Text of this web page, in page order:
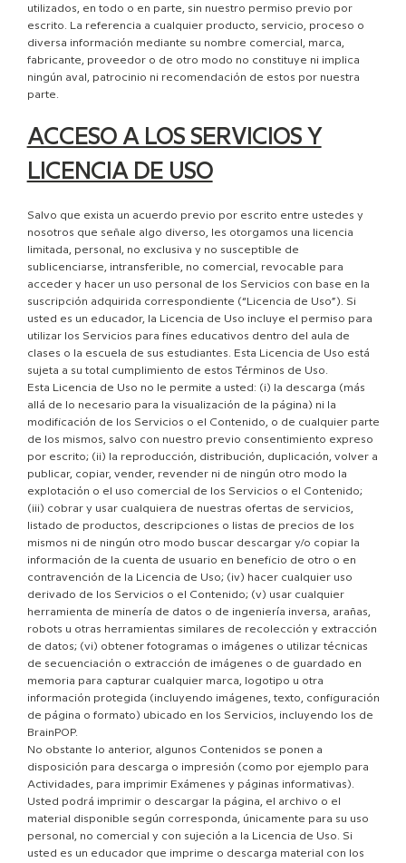
utilizados, en todo o en parte, sin nuestro permiso previo por
escrito. La referencia a cualquier producto, servicio, proceso o
diversa información mediante su nombre comercial, marca,
fabricante, proveedor o de otro modo no constituye ni implica
ningún aval, patrocinio ni recomendación de estos por nuestra
parte.
ACCESO A LOS SERVICIOS Y
LICENCIA DE USO
Salvo que exista un acuerdo previo por escrito entre ustedes y
nosotros que señale algo diverso, les otorgamos una licencia
limitada, personal, no exclusiva y no susceptible de
sublicenciarse, intransferible, no comercial, revocable para
acceder y hacer un uso personal de los Servicios con base en la
suscripción adquirida correspondiente (“Licencia de Uso”). Si
usted es un educador, la Licencia de Uso incluye el permiso para
utilizar los Servicios para fines educativos dentro del aula de
clases o la escuela de sus estudiantes. Esta Licencia de Uso está
sujeta a su total cumplimiento de estos Términos de Uso.
Esta Licencia de Uso no le permite a usted: (i) la descarga (más
allá de lo necesario para la visualización de la página) ni la
modificación de los Servicios o el Contenido, o de cualquier parte
de los mismos, salvo con nuestro previo consentimiento expreso
por escrito; (ii) la reproducción, distribución, duplicación, volver a
publicar, copiar, vender, revender ni de ningún otro modo la
explotación o el uso comercial de los Servicios o el Contenido;
(iii) cobrar y usar cualquiera de nuestras ofertas de servicios,
listado de productos, descripciones o listas de precios de los
mismos ni de ningún otro modo buscar descargar y/o copiar la
información de la cuenta de usuario en beneficio de otro o en
contravención de la Licencia de Uso; (iv) hacer cualquier uso
derivado de los Servicios o el Contenido; (v) usar cualquier
herramienta de minería de datos o de ingeniería inversa, arañas,
robots u otras herramientas similares de recolección y extracción
de datos; (vi) obtener fotogramas o imágenes o utilizar técnicas
de secuenciación o extracción de imágenes o de guardado en
memoria para capturar cualquier marca, logotipo u otra
información protegida (incluyendo imágenes, texto, configuración
de página o formato) ubicado en los Servicios, incluyendo los de
BrainPOP.
No obstante lo anterior, algunos Contenidos se ponen a
disposición para descarga o impresión (como por ejemplo para
Actividades, para imprimir Exámenes y páginas informativas).
Usted podrá imprimir o descargar la página, el archivo o el
material disponible según corresponda, únicamente para su uso
personal, no comercial y con sujeción a la Licencia de Uso. Si
usted es un educador que imprime o descarga material con los